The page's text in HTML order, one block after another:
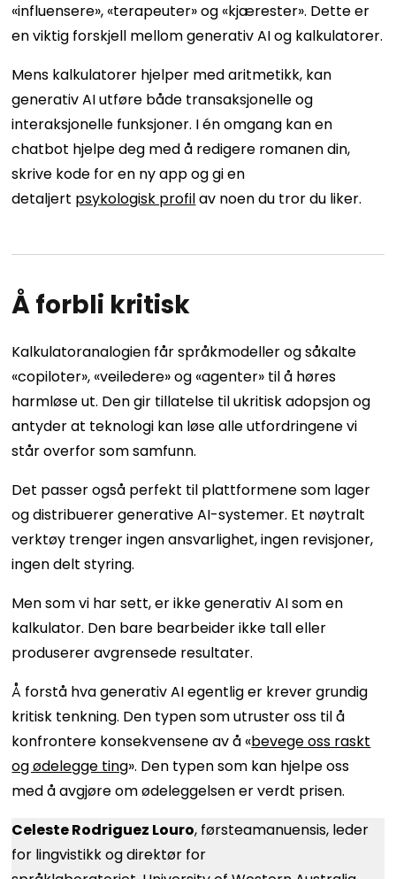
«influensere», «terapeuter» og «kjærester». Dette er
en viktig forskjell mellom generativ AI og kalkulatorer.
Mens kalkulatorer hjelper med aritmetikk, kan
generativ AI utføre både transaksjonelle og
interaksjonelle funksjoner. I én omgang kan en
chatbot hjelpe deg med å redigere romanen din,
skrive kode for en ny app og gi en
detaljert psykologisk profilav noen du tror du liker.
Å forbli kritisk
Kalkulatoranalogien får språkmodeller og såkalte
«copiloter», «veiledere» og «agenter» til å høres
harmløse ut. Den gir tillatelse til ukritisk adopsjon og
antyder at teknologi kan løse alle utfordringene vi
står overfor som samfunn.
Det passer også perfekt til plattformene som lager
og distribuerer generative AI-systemer. Et nøytralt
verktøy trenger ingen ansvarlighet, ingen revisjoner,
ingen delt styring.
Men som vi har sett, er ikke generativ AI som en
kalkulator. Den bare bearbeider ikke tall eller
produserer avgrensede resultater.
Å forstå hva generativ AI egentlig er krever grundig
kritisk tenkning. Den typen som utruster oss til å
konfrontere konsekvensene av å «bevege oss raskt
og ødelegge ting». Den typen som kan hjelpe oss
med å avgjøre om ødeleggelsen er verdt prisen.
Celeste Rodriguez Louro, førsteamanuensis, leder
for lingvistikk og direktør for